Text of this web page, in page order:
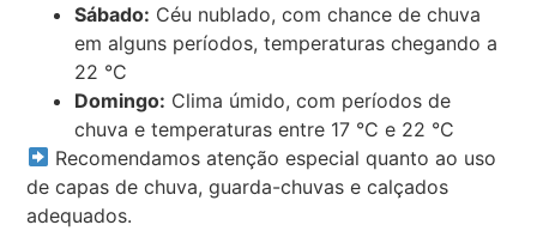
Sábado: Céu nublado, com chance de chuva
em alguns períodos, temperaturas chegando a
22 °C
Domingo: Clima úmido, com períodos de
chuva e temperaturas entre 17 °C e 22 °C
Recomendamos atenção especial quanto ao uso
de capas de chuva, guarda-chuvas e calçados
adequados.